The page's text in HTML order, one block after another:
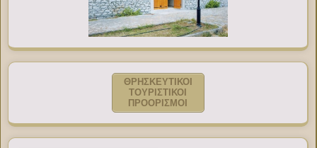
ΘΡΗΣΚΕΥΤΙΚΟΙ
ΤΟΥΡΙΣΤΙΚΟΙ
ΠΡΟΟΡΙΣΜΟΙ